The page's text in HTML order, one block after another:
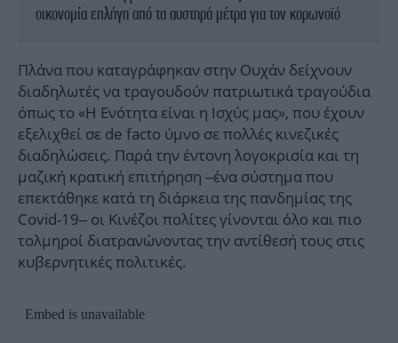
οικονομία επλήγη από τα αυστηρά μέτρα για τον κορωνοϊό
Πλάνα που καταγράφηκαν στην Ουχάν δείχνουν
διαδηλωτές να τραγουδούν πατριωτικά τραγούδια
όπως το «Η Ενότητα είναι η Ισχύς μας», που έχουν
εξελιχθεί σε de facto ύμνο σε πολλές κινεζικές
διαδηλώσεις. Παρά την έντονη λογοκρισία και τη
μαζική κρατική επιτήρηση –ένα σύστημα που
επεκτάθηκε κατά τη διάρκεια της πανδημίας της
Covid-19– οι Κινέζοι πολίτες γίνονται όλο και πιο
τολμηροί διατρανώνοντας την αντίθεσή τους στις
κυβερνητικές πολιτικές.